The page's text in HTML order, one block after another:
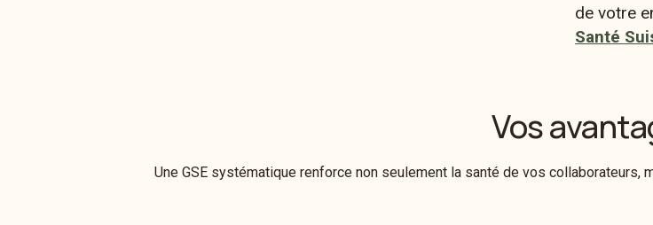
de votre
Santé
Vos
Une GSE systématique renforce non seulement la santé de vos